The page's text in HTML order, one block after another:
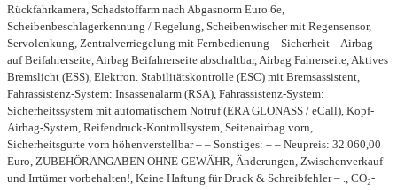
Rückfahrkamera, Schadstoffarm nach Abgasnorm Euro 6e,
Scheibenbeschlagerkennung / Regelung, Scheibenwischer mit Regensensor,
Servolenkung, Zentralverriegelung mit Fernbedienung – Sicherheit – Airbag
auf Beifahrerseite, Airbag Beifahrerseite abschaltbar, Airbag Fahrerseite, Aktives
Bremslicht (ESS), Elektron. Stabilitätskontrolle (ESC) mit Bremsassistent,
Fahrassistenz-System: Insassenalarm (RSA), Fahrassistenz-System:
Sicherheitssystem mit automatischem Notruf (ERA GLONASS / eCall), Kopf-
Airbag-System, Reifendruck-Kontrollsystem, Seitenairbag vorn,
Sicherheitsgurte vorn höhenverstellbar – – Sonstiges: – – Neupreis: 32.060,00
Euro, ZUBEHÖRANGABEN OHNE GEWÄHR, Änderungen, Zwischenverkauf
und Irrtümer vorbehalten!, Keine Haftung für Druck & Schreibfehler – ., CO₂-